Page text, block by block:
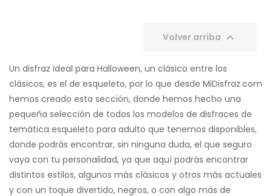
Volver arriba 
Un disfraz ideal para Halloween, un clásico entre los
clásicos, es el de esqueleto, por lo que desde MiDisfraz.com
hemos creado esta sección, donde hemos hecho una
pequeña selección de todos los modelos de disfraces de
temática esqueleto para adulto que tenemos disponibles,
donde podrás encontrar, sin ninguna duda, el que seguro
vaya con tu personalidad, ya que aquí podrás encontrar
distintos estilos, algunos más clásicos y otros más actuales
y con un toque divertido, negros, o con algo más de